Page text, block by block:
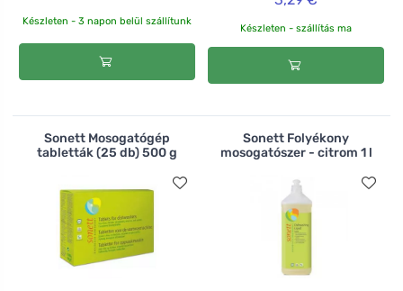
Készleten - 3 napon belül szállítunk
Készleten - szállítás ma
Sonett Mosogatógép
tabletták (25 db) 500 g
Sonett Folyékony
mosogatószer - citrom 1 l